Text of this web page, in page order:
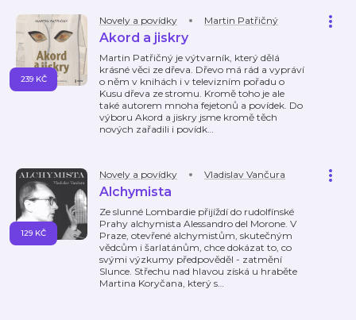
Novely a povídky Martin Patřičný
Akord a jiskry
Martin Patřičný je výtvarník, který dělá
krásné věci ze dřeva. Dřevo má rád a vypráví
o něm v knihách i v televizním pořadu o
Kusu dřeva ze stromu. Kromě toho je ale
také autorem mnoha fejetonů a povídek. Do
výboru Akord a jiskry jsme kromě těch
nových zařadili i povídk…
239 KČ
Novely a povídky Vladislav Vančura
Alchymista
Ze slunné Lombardie přijíždí do rudolfínské
Prahy alchymista Alessandro del Morone. V
Praze, otevřené alchymistům, skutečným
vědcům i šarlatánům, chce dokázat to, co
svými výzkumy předpověděl - zatmění
Slunce. Střechu nad hlavou získá u hraběte
Martina Koryčana, který s…
129 KČ